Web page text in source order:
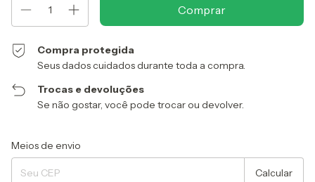
Compra protegida
Seus dados cuidados durante toda a compra.
Trocas e devoluções
Se não gostar, você pode trocar ou devolver.
Entregas para o CEP:
Meios de envio
Calcular